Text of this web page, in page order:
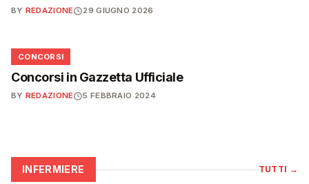
BY REDAZIONE 29 GIUGNO 2026
📋
CONCORSI
Concorsi in Gazzetta Ufficiale
BY REDAZIONE 5 FEBBRAIO 2024
INFERMIERE TUTTI →